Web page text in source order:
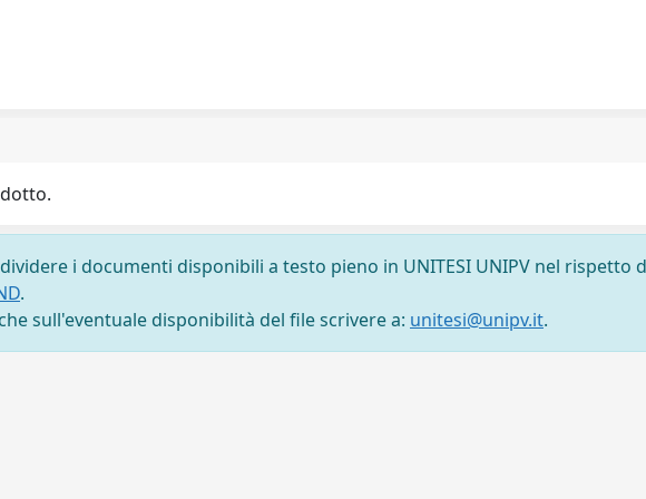
i documenti disponibili a testo pieno in UNITESI UNIPV nel rispetto
.
sull'eventuale disponibilità del file scrivere a: unitesi@unipv.it.